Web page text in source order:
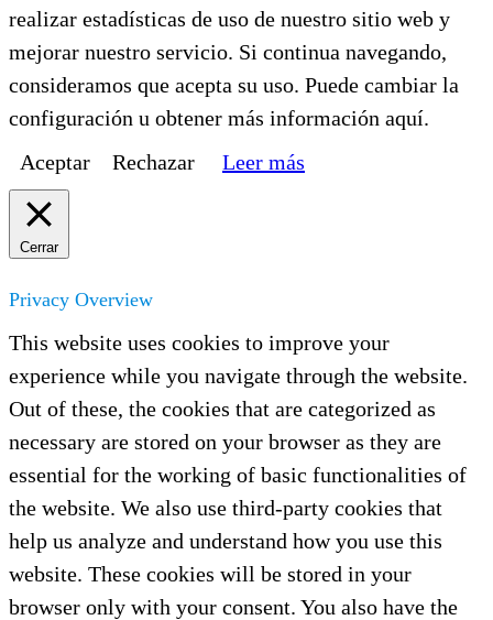
realizar estadísticas de uso de nuestro sitio web y
mejorar nuestro servicio. Si continua navegando,
consideramos que acepta su uso. Puede cambiar la
configuración u obtener más información aquí.
Aceptar
Rechazar Leer más
Cerrar
Privacy Overview
This website uses cookies to improve your
experience while you navigate through the website.
Out of these, the cookies that are categorized as
necessary are stored on your browser as they are
essential for the working of basic functionalities of
the website. We also use third-party cookies that
help us analyze and understand how you use this
website. These cookies will be stored in your
browser only with your consent. You also have the